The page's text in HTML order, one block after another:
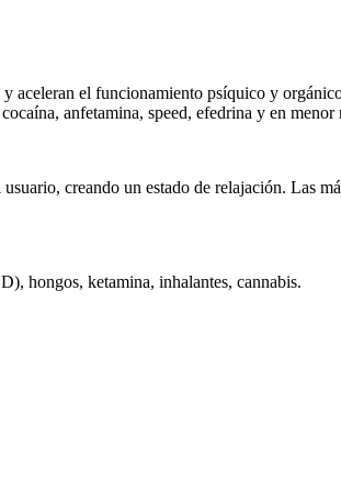
aceleran el funcionamiento psíquico y
anfetamina, speed, efedrina y en menor
creando un estado de relajación. Las
hongos, ketamina, inhalantes, cannabis.